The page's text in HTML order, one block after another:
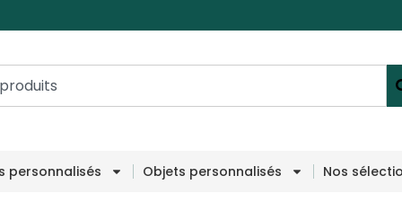
personnalisés Objets personnalisés Nos